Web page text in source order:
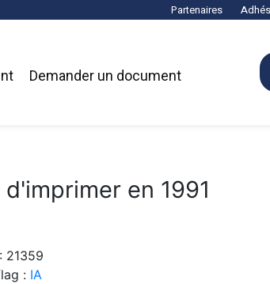
Partenaires
Demander un document
en 1991
21359
: IA